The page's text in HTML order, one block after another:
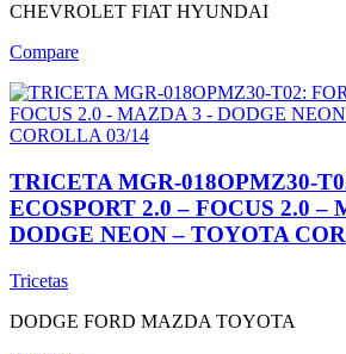
CHEVROLET FIAT HYUNDAI
Compare
TRICETA MGR-018OPMZ30-
ECOSPORT 2.0 – FOCUS 2.0 –
DODGE NEON – TOYOTA
Tricetas
DODGE FORD MAZDA TOYOTA